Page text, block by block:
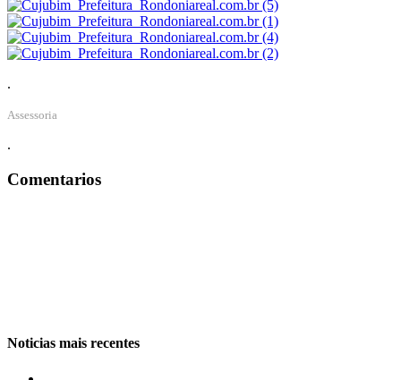
.
Assessoria
.
Comentarios
Noticias mais recentes